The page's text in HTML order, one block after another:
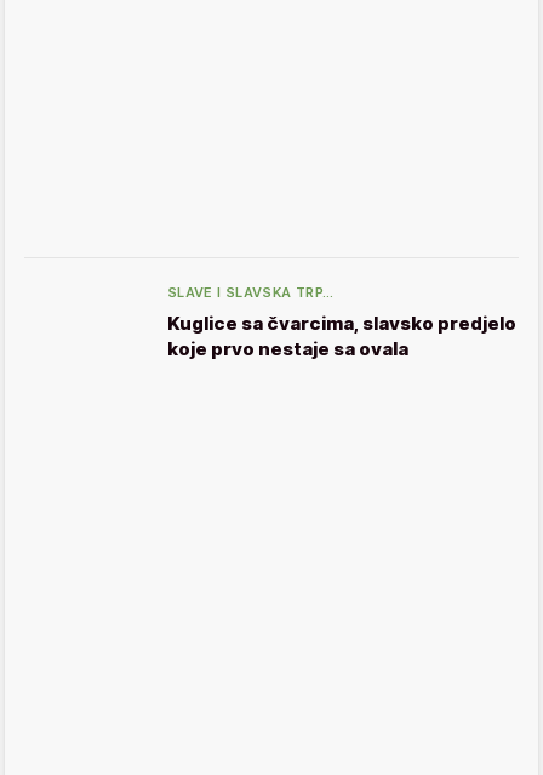
SLAVE I SLAVSKA TRP…
Kuglice sa čvarcima, slavsko predjelo
koje prvo nestaje sa ovala